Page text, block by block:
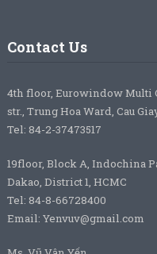
Contact Us
4th floor, Eurowindow Multi
str., Trung Hoa Ward, Cau
Tel: 84-2-37473517
19floor, Block A, Indochina
Dakao, District 1, HCMC
Tel: 84-8-66728400
Email: Yenvuv@gmail.com